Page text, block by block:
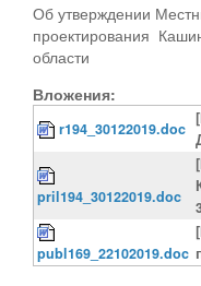
Об утверждении
проектирования
области
Вложения:
r194_30122019.doc
pril194_30122019.doc
publ169_22102019.doc